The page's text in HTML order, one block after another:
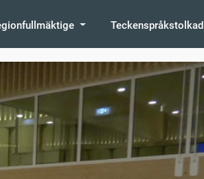
Teckenspråkstolkad